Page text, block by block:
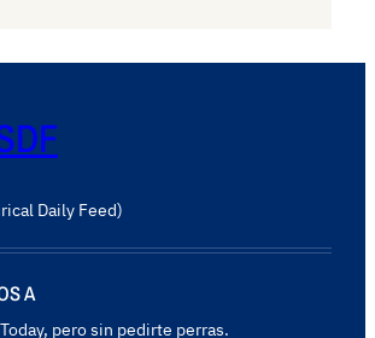
Daily Feed)
A
pero sin pedirte perras.